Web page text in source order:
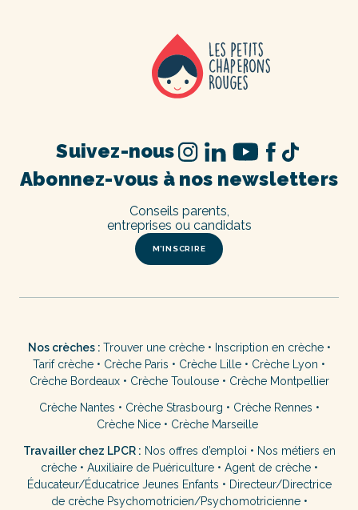
Abonnez-vous à nos newsletters
M’INSCRIRE
Conseils parents,
entreprises ou candidats
Suivez-nous
Nos crèches : Trouver une crèche• Inscription en crèche•
Tarif crèche • Crèche Paris • Crèche Lille • Crèche Lyon •
Crèche Bordeaux• Crèche Toulouse• Crèche Montpellier
Crèche Nantes • Crèche Strasbourg • Crèche Rennes •
Crèche Nice • Crèche Marseille
Travailler chez LPCR : Nos offres d’emploi • Nos métiers en
crèche• Auxiliaire de Puériculture• Agent de crèche•
Éducateur/Éducatrice Jeunes Enfants • Directeur/Directrice
de crèche Psychomotricien/Psychomotricienne•